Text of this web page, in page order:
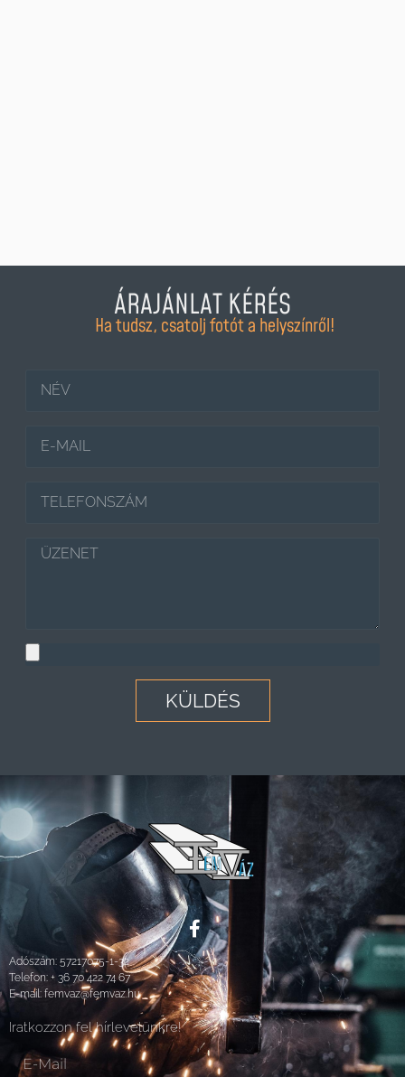
ÁRAJÁNLAT KÉRÉS
Ha tudsz, csatolj fotót a helyszínről!
KÜLDÉS
Adószám: 57217075-1-32
Telefon: + 36 70 422 74 67
E-mail: femvaz@femvaz.hu
Iratkozzon fel hírlevelünkre!